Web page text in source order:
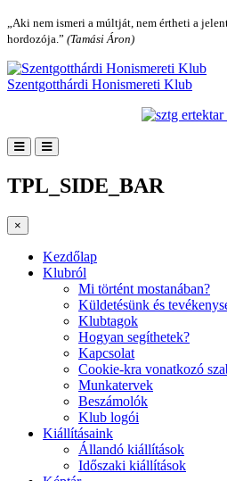
„Aki nem ismeri a múltját, nem értheti a
hordozója.” (Tamási Áron)
Szentgotthárdi Honismereti Klub
TPL_SIDE_BAR
×
Kezdőlap
Klubról
Mi történt mostanában?
Küldetésünk és
Klubtagok
Hogyan segíthetek?
Kapcsolat
Cookie-kra vonatkozó
Munkatervek
Beszámolók
Klub logói
Kiállításaink
Állandó kiállítások
Időszaki kiállítások